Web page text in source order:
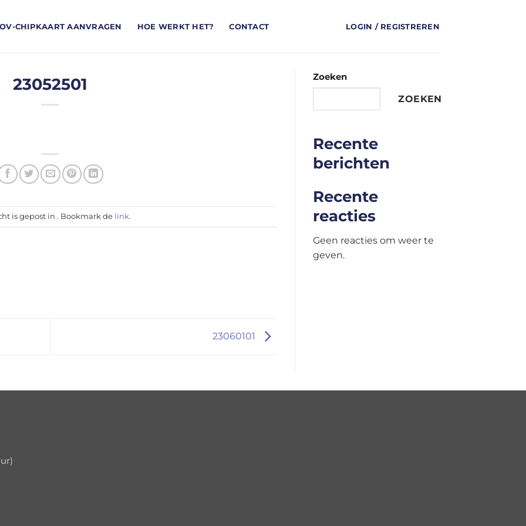
OV-CHIPKAART AANVRAGEN HOE WERKT HET? CONTACT LOGIN / REGISTREREN
23052501
is gepost in . Bookmark de link.
23060101
Zoeken
ZOEKEN
Recente
berichten
Recente
reacties
Geen reacties om weer te
geven.